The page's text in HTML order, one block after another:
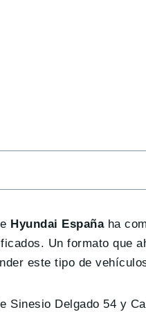
Hyundai Españaha
Un formato que
este tipo de
Sinesio Delgado 54 y